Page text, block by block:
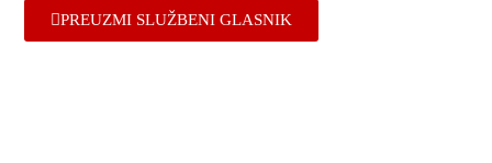
PREUZMI SLUŽBENI GLASNIK